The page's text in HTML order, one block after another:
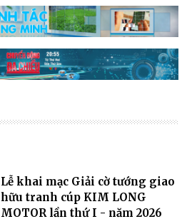
Lễ khai mạc Giải cờ tướng giao
hữu tranh cúp KIM LONG
MOTOR lần thứ I - năm 2026